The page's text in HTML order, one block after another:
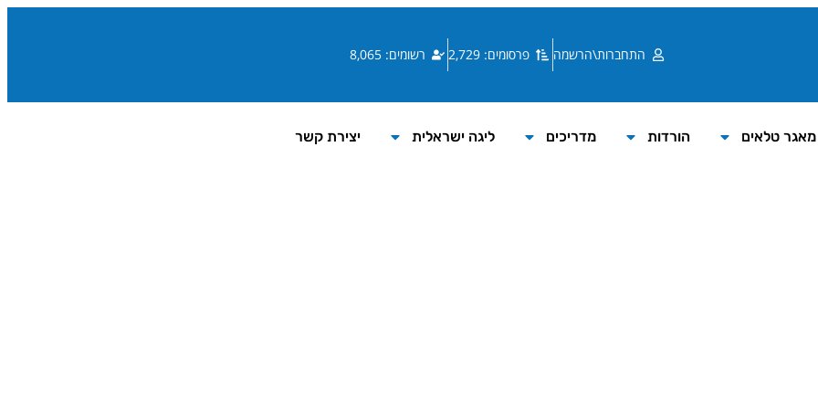
התחברות\הרשמה פרסומים: 2,729 רשומים: 8,065
מאגר טלאים הורדות מדריכים ליגה ישראלית יצירת קשר